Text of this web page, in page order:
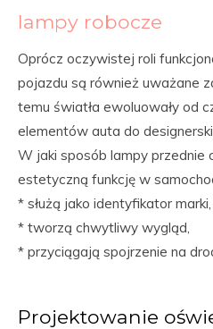
lampy robocze
Oprócz oczywistej roli
pojazdu są również uważane
temu światła ewoluowały od
elementów auta do
W jaki sposób lampy przednie
estetyczną funkcję w
* służą jako identyfikator marki,
* tworzą chwytliwy wygląd,
* przyciągają spojrzenie na
Projektowanie